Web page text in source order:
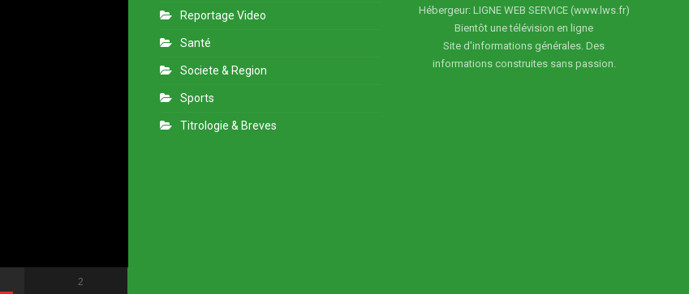
2
Reportage Video
Santé
Societe & Region
Sports
Titrologie & Breves
Hébergeur: LIGNE WEB SERVICE (www.lws.fr)
Bientôt une télévision en ligne
Site d'informations générales. Des
informations construites sans passion.